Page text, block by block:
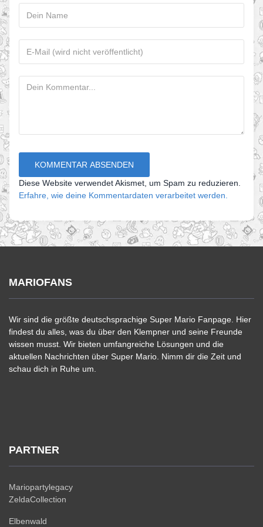
Diese Website verwendet Akismet, um Spam zu reduzieren.
Erfahre, wie deine Kommentardaten verarbeitet werden.
MARIOFANS
Wir sind die größte deutschsprachige Super Mario Fanpage. Hier
findest du alles, was du über den Klempner und seine Freunde
wissen musst. Wir bieten umfangreiche Lösungen und die
aktuellen Nachrichten über Super Mario. Nimm dir die Zeit und
schau dich in Ruhe um.
PARTNER
Mariopartylegacy
ZeldaCollection
Elbenwald